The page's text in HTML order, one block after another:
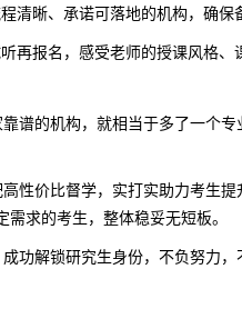
晰、承诺可落地的机构，确保
报名，感受老师的授课风格、
谱的机构，就相当于多了一个
性价比督学，实打实助力考生
求的考生，整体稳妥无短板。
功解锁研究生身份，不负努力